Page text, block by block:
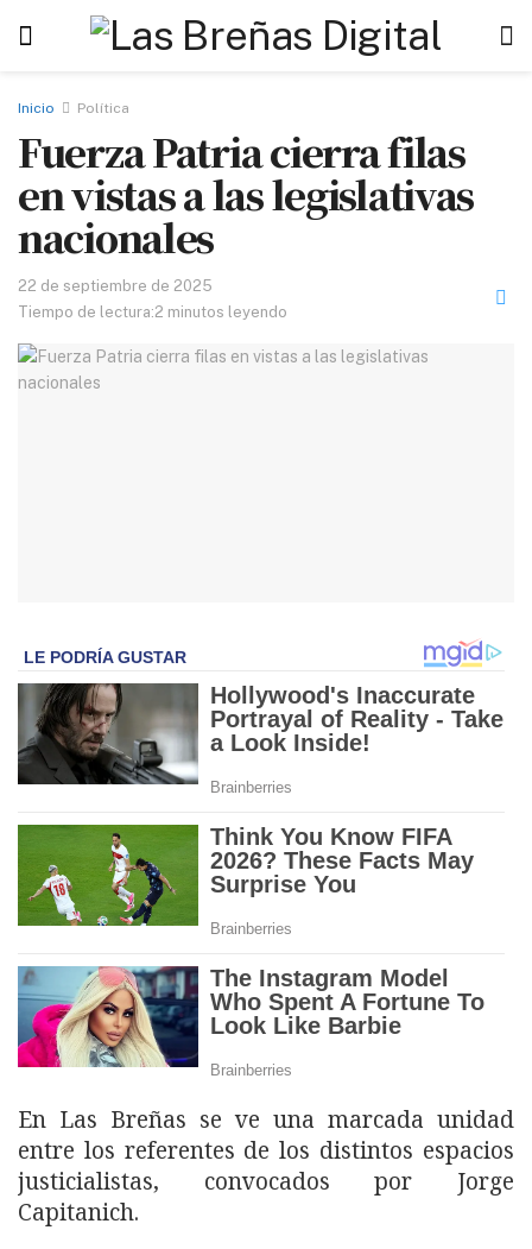
Inicio Política
Fuerza Patria cierra filas
en vistas a las legislativas
nacionales
22 de septiembre de 2025
Tiempo de lectura:2 minutos leyendo
En Las Breñas se ve una marcada unidad
entre los referentes de los distintos espacios
justicialistas, convocados por Jorge
Capitanich.